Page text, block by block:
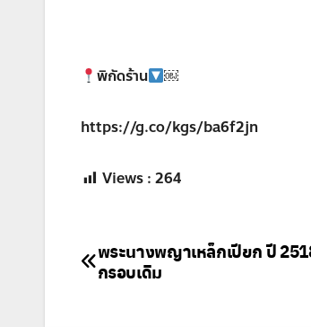
พิกัดร้าน ￼
https://g.co/kgs/ba6f2jn
Views : 264
แนะแนว
พระนางพญาเหล็กเปียก ปี
กรอบเดิม